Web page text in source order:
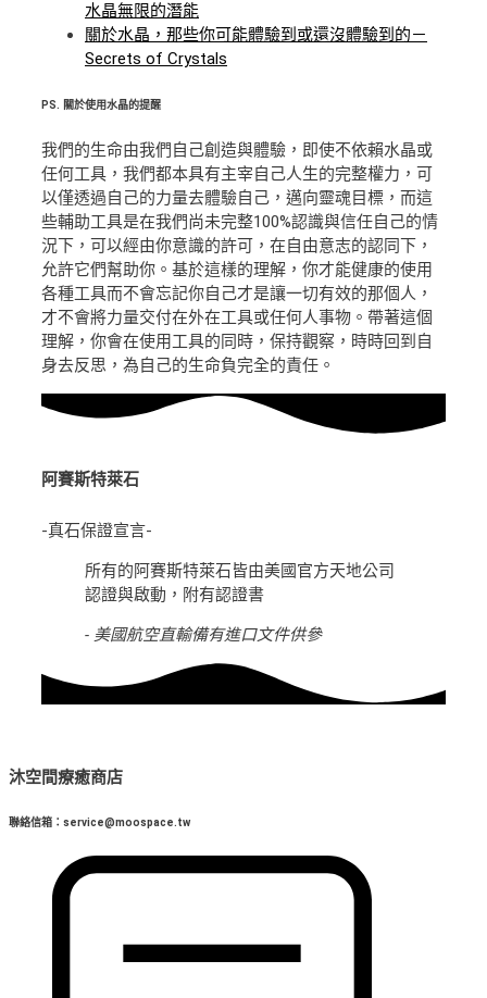
水晶無限的潛能
關於水晶，那些你可能體驗到或還沒體驗到的－
Secrets of Crystals
PS. 關於使用水晶的提醒
我們的生命由我們自己創造與體驗，即使不依賴水晶或
任何工具，我們都本具有主宰自己人生的完整權力，可
以僅透過自己的力量去體驗自己，邁向靈魂目標，而這
些輔助工具是在我們尚未完整100%認識與信任自己的情
況下，可以經由你意識的許可，在自由意志的認同下，
允許它們幫助你。基於這樣的理解，你才能健康的使用
各種工具而不會忘記你自己才是讓一切有效的那個人，
才不會將力量交付在外在工具或任何人事物。帶著這個
理解，你會在使用工具的同時，保持觀察，時時回到自
身去反思，為自己的生命負完全的責任。
阿賽斯特萊石
-真石保證宣言-
所有的阿賽斯特萊石皆由美國官方天地公司
認證與啟動，附有認證書
- 美國航空直輸備有進口文件供參
沐空間療癒商店
聯絡信箱：service@moospace.tw